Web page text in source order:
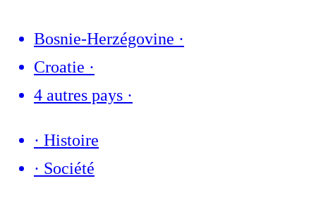
Bosnie-Herzégovine ·
Croatie ·
4 autres pays ·
· Histoire
· Société